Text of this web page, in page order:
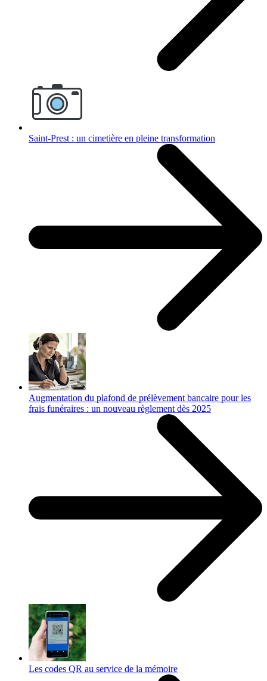
Saint-Prest : un cimetière en pleine transformation
Augmentation du plafond de prélèvement bancaire pour les
frais funéraires : un nouveau règlement dès 2025
Les codes QR au service de la mémoire